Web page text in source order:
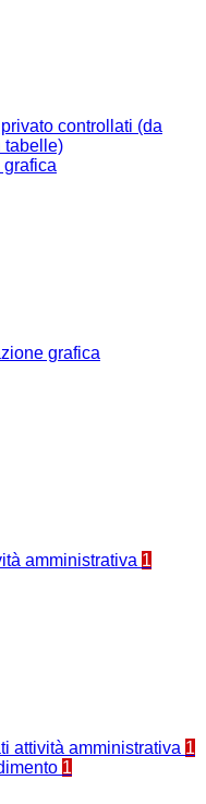
controllati (da
tabelle)
grafica
grafica
amministrativa 1
attività amministrativa 1
1